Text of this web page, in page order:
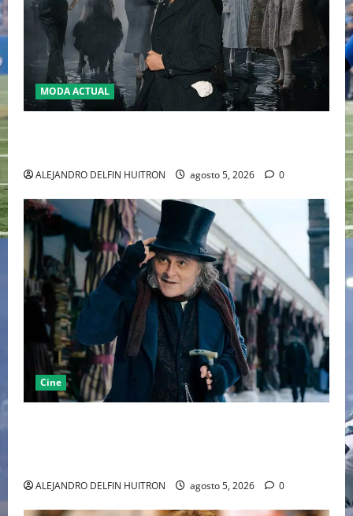
MODA ACTUAL
ALEJANDRO DELFIN HUITRON agosto 5, 2026 0
Cine
ALEJANDRO DELFIN HUITRON agosto 5, 2026 0